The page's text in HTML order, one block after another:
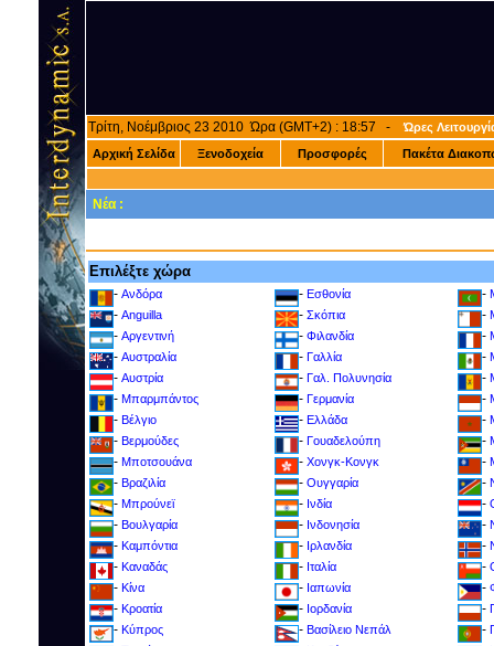
Τρίτη, Νοέμβριος 23 2010 Ώρα (GMT+2) : 18:57 -Ώρες
Αρχική Σελίδα
Ξενοδοχεία Προσφορές Πακέτα
Νέα :
Επιλέξτε χώρα
- Ανδόρα
- Anguilla
- Αργεντινή
- Αυστραλία
- Αυστρία
- Μπαρμπάντος
- Βέλγιο
- Βερμούδες
- Μποτσουάνα
- Βραζιλία
- Μπρούνεϊ
- Βουλγαρία
- Καμπόντια
- Καναδάς
- Κίνα
- Κροατία
- Kύπρος
- Εσθονία
- Σκόπια
- Φιλανδία
- Γαλλία
- Γαλ. Πολυνησία
- Γερμανία
- Ελλάδα
- Γουαδελούπη
- Χονγκ-Κονγκ
- Ουγγαρία
- Ινδία
- Ινδονησία
- Ιρλανδία
- Ιταλία
- Ιαπωνία
- Ιορδανία
- Βασίλειο Νεπάλ
-
-
-
-
-
-
-
-
-
-
-
-
-
-
-
-
-